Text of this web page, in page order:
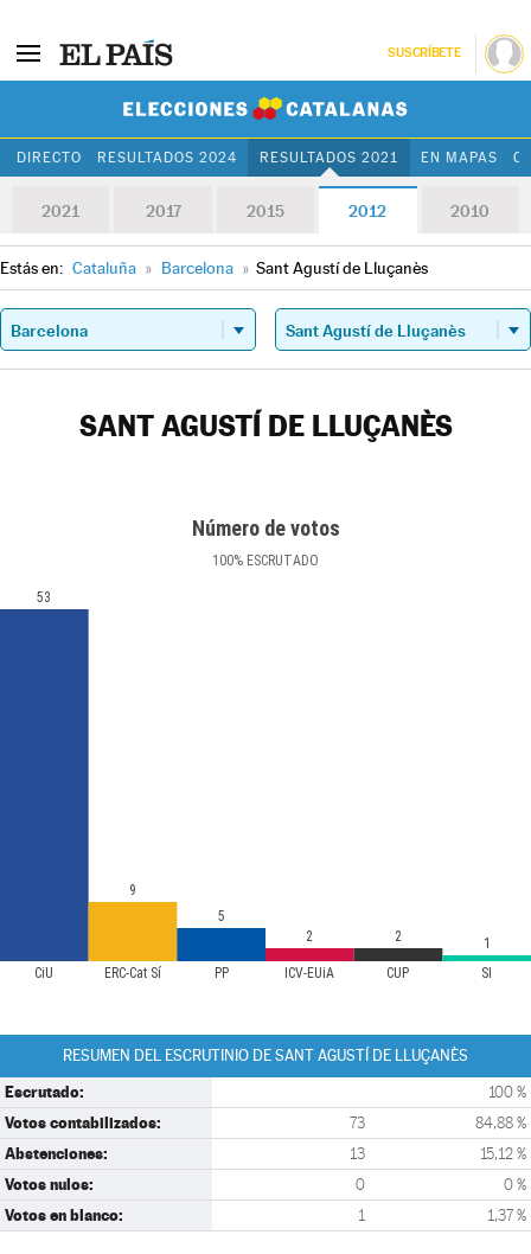
SUSCRÍBETE
DIRECTO RESULTADOS 2024 RESULTADOS 2021 EN MAPAS
2021 2017 2015 2012 2010
Estás en: Cataluña » Barcelona » Sant Agustí de Lluçanès
SANT AGUSTÍ DE LLUÇANÈS
Número de votos
100% ESCRUTADO
CiU ERC-Cat Sí PP ICV-EUiA CUP SI
53
9
5
2
2 1
RESUMEN DEL ESCRUTINIO DE SANT AGUSTÍ DE LLUÇANÈS
Escrutado: 100 %
Votos contabilizados: 73 84,88 %
Abstenciones: 13 15,12 %
Votos nulos: 0 0 %
Votos en blanco: 1 1,37 %